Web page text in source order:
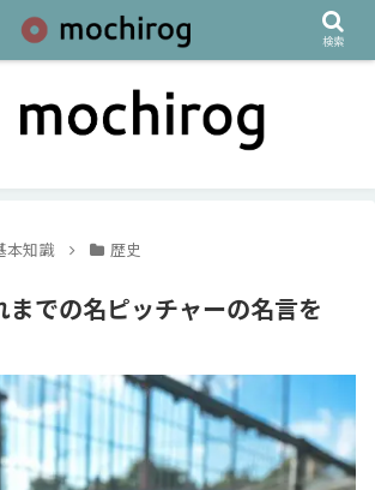
本知識 歴史
までの名ピッチャーの名言を
検索